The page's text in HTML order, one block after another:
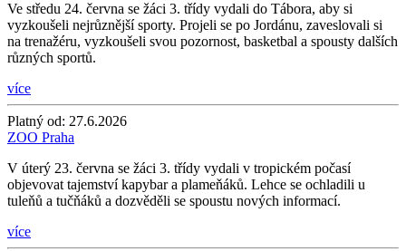
Ve středu 24. června se žáci 3. třídy vydali do Tábora, aby si
vyzkoušeli nejrůznější sporty. Projeli se po Jordánu, zaveslovali si
na trenažéru, vyzkoušeli svou pozornost, basketbal a spousty dalších
různých sportů.
více
Platný od: 27.6.2026
ZOO Praha
V úterý 23. června se žáci 3. třídy vydali v tropickém počasí
objevovat tajemství kapybar a plameňáků. Lehce se ochladili u
tuleňů a tučňáků a dozvěděli se spoustu nových informací.
více